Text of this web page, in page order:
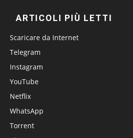
ARTICOLI PIÙ LETTI
Scaricare da Internet
Telegram
Instagram
YouTube
Netflix
WhatsApp
Torrent